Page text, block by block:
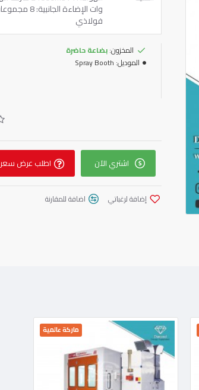
فولاذي
المخزون:بضاعة حاضرة
الموديل: Spray Booth
اشتري الآن اطلب عرض سعر
إضافة لرغباتي اضافة للمقارنة
ماركة عالمية